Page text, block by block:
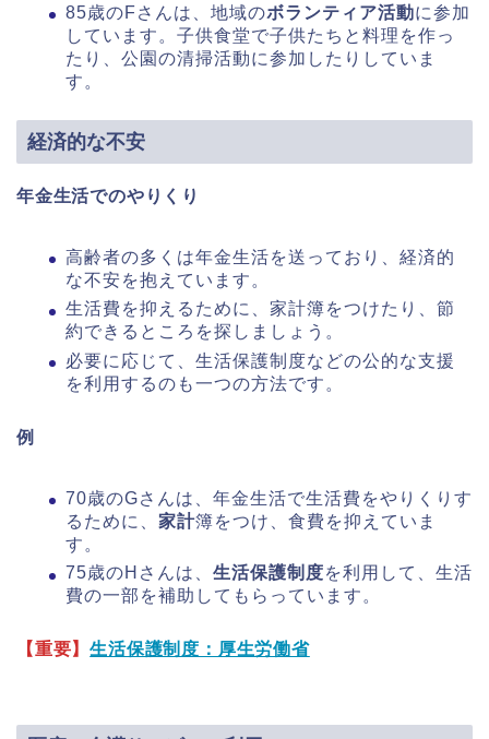
85歳のFさんは、地域のボランティア活動に参加
しています。子供食堂で子供たちと料理を作っ
たり、公園の清掃活動に参加したりしていま
す。
経済的な不安
年金生活でのやりくり
高齢者の多くは年金生活を送っており、経済的
な不安を抱えています。
生活費を抑えるために、家計簿をつけたり、節
約できるところを探しましょう。
必要に応じて、生活保護制度などの公的な支援
を利用するのも一つの方法です。
例
70歳のGさんは、年金生活で生活費をやりくりす
るために、 家計簿をつけ、食費を抑えていま
す。
75歳のHさんは、 生活保護制度を利用して、生活
費の一部を補助してもらっています。
【重要】生活保護制度：厚生労働省